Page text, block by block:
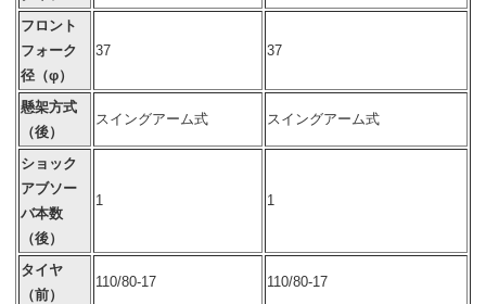
フロント
フォーク
径（φ）
37 37
懸架方式
（後）
スイングアーム式 スイングアーム式
ショック
アブソー
バ本数
（後）
1 1
タイヤ
（前）
110/80-17 110/80-17